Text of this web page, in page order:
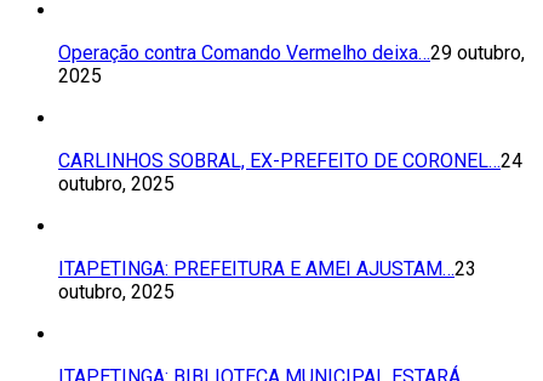
Operação contra Comando Vermelho deixa…29 outubro,
2025
CARLINHOS SOBRAL, EX-PREFEITO DE CORONEL…24
outubro, 2025
ITAPETINGA: PREFEITURA E AMEI AJUSTAM…23
outubro, 2025